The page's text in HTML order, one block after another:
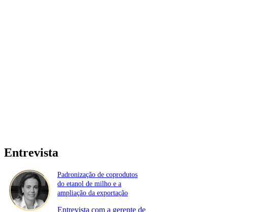
Entrevista
Padronização de coprodutos
do etanol de milho e a
ampliação da exportação
Entrevista com a gerente de